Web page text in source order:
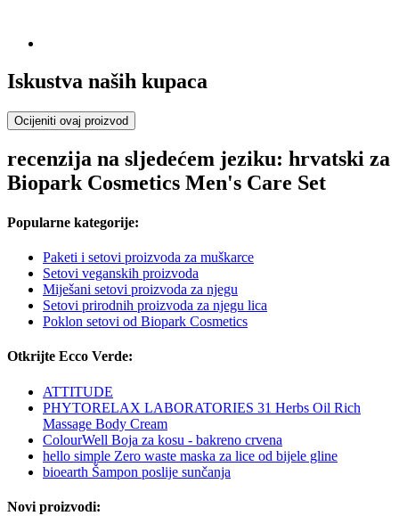
Iskustva naših kupaca
Ocijeniti ovaj proizvod
recenzija na sljedećem jeziku: hrvatski za
Biopark Cosmetics Men's Care Set
Popularne kategorije:
Paketi i setovi proizvoda za muškarce
Setovi veganskih proizvoda
Miješani setovi proizvoda za njegu
Setovi prirodnih proizvoda za njegu lica
Poklon setovi od Biopark Cosmetics
Otkrijte Ecco Verde:
ATTITUDE
PHYTORELAX LABORATORIES 31 Herbs Oil Rich
Massage Body Cream
ColourWell Boja za kosu - bakreno crvena
hello simple Zero waste maska za lice od bijele gline
bioearth Šampon poslije sunčanja
Novi proizvodi: